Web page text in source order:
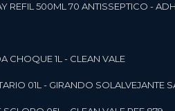
REFIL 500ML 70 ANTISSEPTICO -
CHOQUE 1L - CLEAN VALE
01L - GIRANDO SOL ALVEJANTE